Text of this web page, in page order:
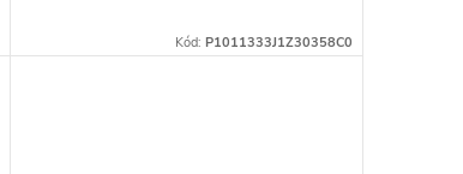
Kód: P1011333J1Z30358C0